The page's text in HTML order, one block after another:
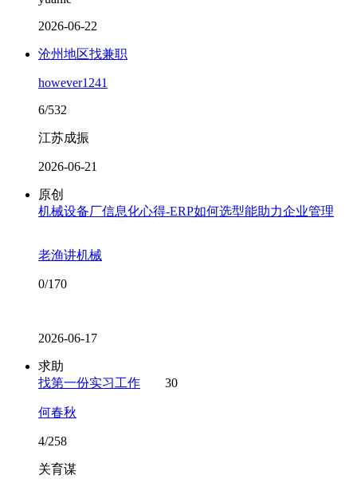
2026-06-22
沧州地区找兼职
however1241
6/532
江苏成振
2026-06-21
原创
机械设备厂信息化心得-ERP如何选型能助力企业管理
老渔讲机械
0/170
2026-06-17
求助
找第一份实习工作
30
何春秋
4/258
关育谋